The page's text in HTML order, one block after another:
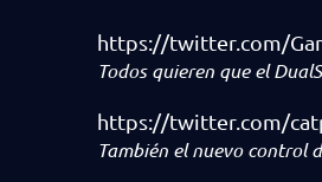
https://twitter.com/
Todos quieren que el
https://twitter.com/
También el nuevo control